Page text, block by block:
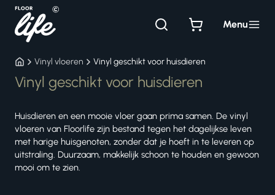
Menu
Vinyl vloeren Vinyl geschikt voor huisdieren
Vinyl geschikt voor huisdieren
Huisdieren en een mooie vloer gaan prima samen. De vinyl
vloeren van Floorlife zijn bestand tegen het dagelijkse leven
met harige huisgenoten, zonder dat je hoeft in te leveren op
uitstraling. Duurzaam, makkelijk schoon te houden en gewoon
mooi om te zien.